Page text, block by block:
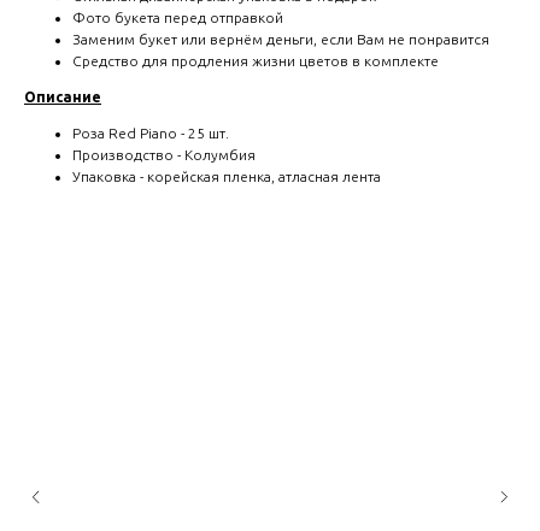
Фото букета перед отправкой
Заменим букет или вернём деньги, если Вам не понравится
Средство для продления жизни цветов в комплекте
Описание
Роза Red Piano - 25 шт.
Производство - Колумбия
Упаковка - корейская пленка, атласная лента